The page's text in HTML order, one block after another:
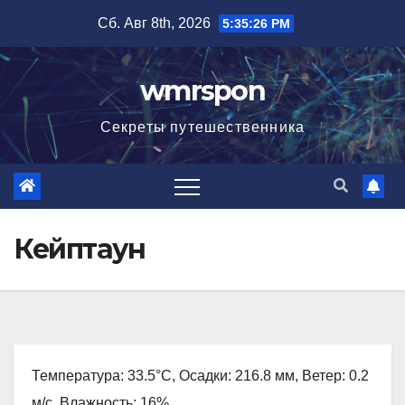
содержимому
Сб. Авг 8th, 2026 5:35:27 PM
wmrspon
Секреты путешественника
Кейптаун
Температура: 33.5°C, Осадки: 216.8 мм, Ветер: 0.2